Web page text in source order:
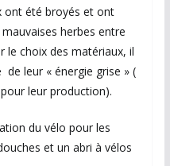
ont été broyés et ont
herbes entre
le choix des matériaux, il
leur « énergie grise » (
leur production).
du vélo pour les
et un abri à vélos